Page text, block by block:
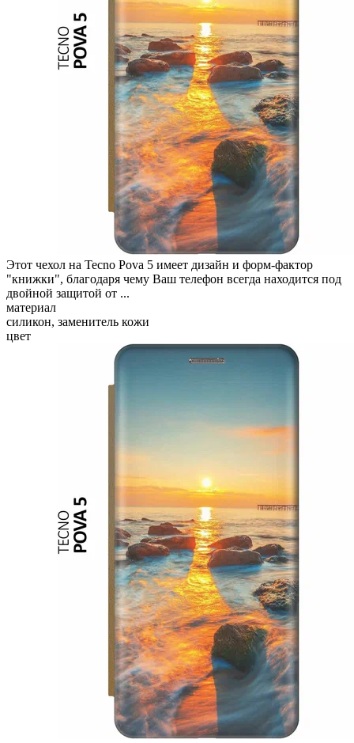
Этот чехол на Tecno Pova 5 имеет дизайн и форм-фактор
"книжки", благодаря чему Ваш телефон всегда находится под
двойной защитой от ...
материал
силикон, заменитель кожи
цвет